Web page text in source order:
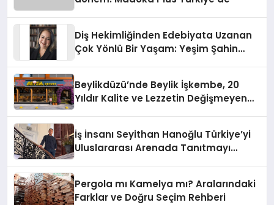
Diş Hekimliğinden Edebiyata Uzanan
Çok Yönlü Bir Yaşam: Yeşim Şahin
Beylikdüzü’nde Beylik İşkembe, 20
Yıldır Kalite ve Lezzetin Değişmeyen
İş İnsanı Seyithan Hanoğlu Türkiye’yi
Uluslararası Arenada Tanıtmayı
Pergola mı Kamelya mı? Aralarındaki
Farklar ve Doğru Seçim Rehberi